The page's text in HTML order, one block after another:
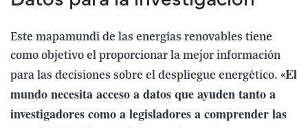
Este mapamundi de las energías renovables tiene
como objetivo el proporcionar la mejor información
para las decisiones sobre el despliegue energético. «El
mundo necesita acceso a datos que ayuden tanto a
investigadores como a legisladores a comprender las